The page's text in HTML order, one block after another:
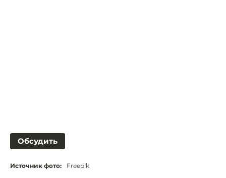
Обсудить
Источник фото: Freepik